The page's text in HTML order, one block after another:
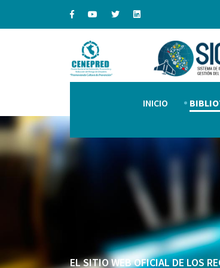
INICIO
EL SITIO WEB OFICIAL DE LOS